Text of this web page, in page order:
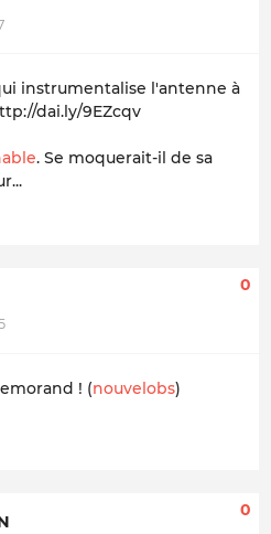
instrumentalise l'antenne à
dai.ly/9EZcqv
. Se moquerait-il de sa
0
! (nouvelobs)
0